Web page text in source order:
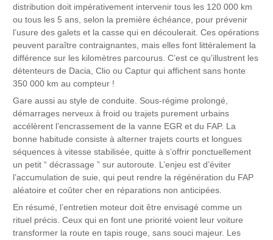
distribution doit impérativement intervenir tous les 120 000 km
ou tous les 5 ans, selon la première échéance, pour prévenir
l’usure des galets et la casse qui en découlerait. Ces opérations
peuvent paraître contraignantes, mais elles font littéralement la
différence sur les kilomètres parcourus. C’est ce qu’illustrent les
détenteurs de Dacia, Clio ou Captur qui affichent sans honte
350 000 km au compteur !
Gare aussi au style de conduite. Sous-régime prolongé,
démarrages nerveux à froid ou trajets purement urbains
accélèrent l’encrassement de la vanne EGR et du FAP. La
bonne habitude consiste à alterner trajets courts et longues
séquences à vitesse stabilisée, quitte à s’offrir ponctuellement
un petit “ décrassage ” sur autoroute. L’enjeu est d’éviter
l’accumulation de suie, qui peut rendre la régénération du FAP
aléatoire et coûter cher en réparations non anticipées.
En résumé, l’entretien moteur doit être envisagé comme un
rituel précis. Ceux qui en font une priorité voient leur voiture
transformer la route en tapis rouge, sans souci majeur. Les